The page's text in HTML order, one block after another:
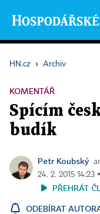
HN.cz › Archiv
KOMENTÁŘ
Spícím
budík
Petr Koubský
24. 2. 2015
PŘEHRÁT
ODEBÍRAT